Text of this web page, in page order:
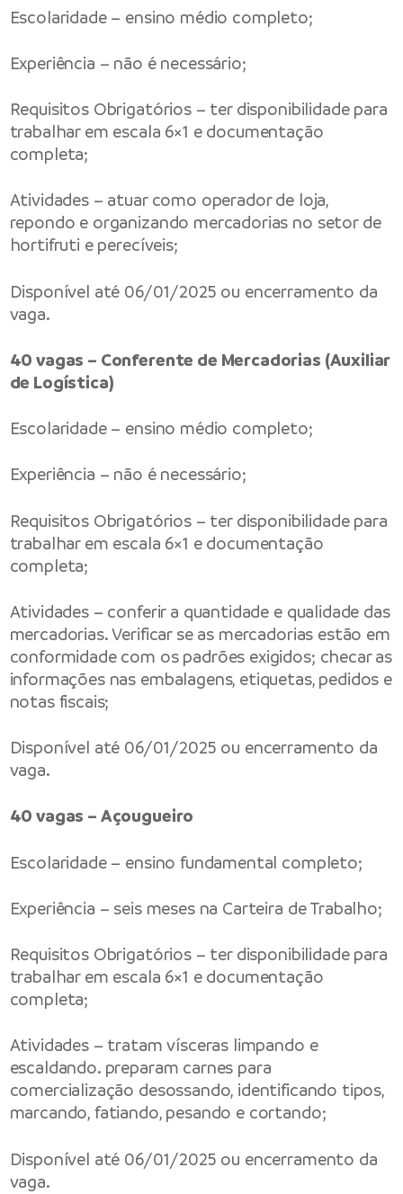
Escolaridade – ensino médio completo;
Experiência – não é necessário;
Requisitos Obrigatórios – ter disponibilidade para
trabalhar em escala 6×1 e documentação
completa;
Atividades – atuar como operador de loja,
repondo e organizando mercadorias no setor de
hortifruti e perecíveis;
Disponível até 06/01/2025 ou encerramento da
vaga.
40 vagas – Conferente de Mercadorias (Auxiliar
de Logística)
Escolaridade – ensino médio completo;
Experiência – não é necessário;
Requisitos Obrigatórios – ter disponibilidade para
trabalhar em escala 6×1 e documentação
completa;
Atividades – conferir a quantidade e qualidade das
mercadorias. Verificar se as mercadorias estão em
conformidade com os padrões exigidos; checar as
informações nas embalagens, etiquetas, pedidos e
notas fiscais;
Disponível até 06/01/2025 ou encerramento da
vaga.
40 vagas – Açougueiro
Escolaridade – ensino fundamental completo;
Experiência – seis meses na Carteira de Trabalho;
Requisitos Obrigatórios – ter disponibilidade para
trabalhar em escala 6×1 e documentação
completa;
Atividades – tratam vísceras limpando e
escaldando. preparam carnes para
comercialização desossando, identificando tipos,
marcando, fatiando, pesando e cortando;
Disponível até 06/01/2025 ou encerramento da
vaga.